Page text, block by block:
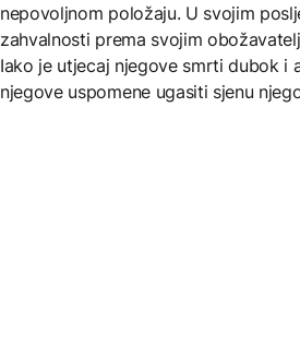
nepovoljnom položaju. U svojim
zahvalnosti prema svojim
Iako je utjecaj njegove smrti dubok i
njegove uspomene ugasiti sjenu